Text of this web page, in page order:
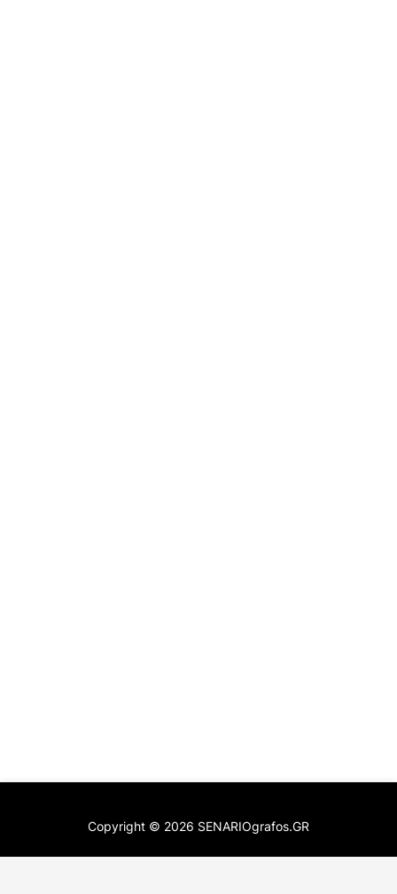
Copyright © 2026 SENARIOgrafos.GR